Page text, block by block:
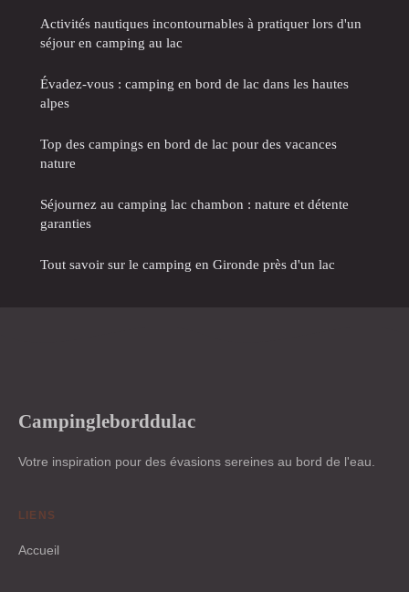
Activités nautiques incontournables à pratiquer lors d'un
séjour en camping au lac
Évadez-vous : camping en bord de lac dans les hautes
alpes
Top des campings en bord de lac pour des vacances
nature
Séjournez au camping lac chambon : nature et détente
garanties
Tout savoir sur le camping en Gironde près d'un lac
Campingleborddulac
Votre inspiration pour des évasions sereines au bord de l'eau.
LIENS
Accueil